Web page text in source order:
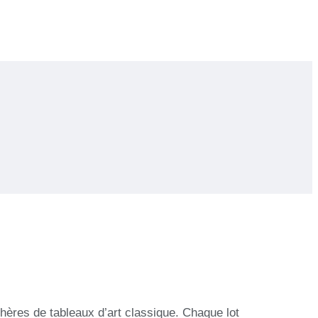
de tableaux d’art classique. Chaque lot